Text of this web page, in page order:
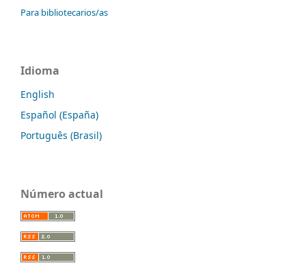
Para bibliotecarios/as
Idioma
English
Español (España)
Português (Brasil)
Número actual